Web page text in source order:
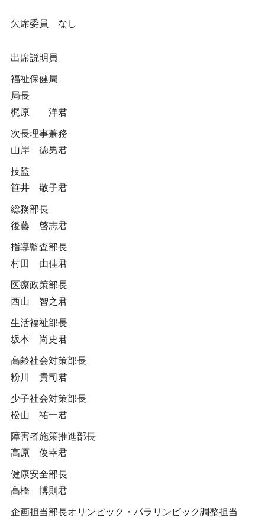
欠席委員 なし
出席説明員
福祉保健局
局長
梶原 洋君
次長理事兼務
山岸 徳男君
技監
笹井 敬子君
総務部長
後藤 啓志君
指導監査部長
村田 由佳君
医療政策部長
西山 智之君
生活福祉部長
坂本 尚史君
高齢社会対策部長
粉川 貴司君
少子社会対策部長
松山 祐一君
障害者施策推進部長
高原 俊幸君
健康安全部長
高橋 博則君
企画担当部長オリンピック・パラリンピック調整担当